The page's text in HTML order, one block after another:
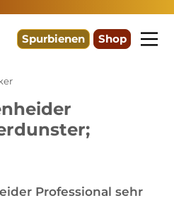
Spurbienen Shop
Professional sehr